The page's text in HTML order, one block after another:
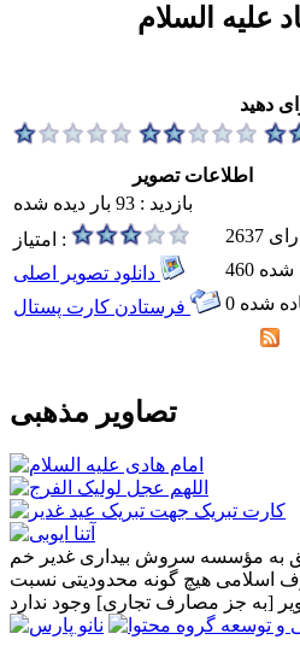
علیه السلام
دهید
اطلاعات تصویر
بازدید : 93 بار دیده شده
امتیاز :
2637 رای
شده
شده
تصاویر مذهبی
به مؤسسه سروش بیداری غدیر خم
اسلامی هیچ گونه محدودیتی نسبت